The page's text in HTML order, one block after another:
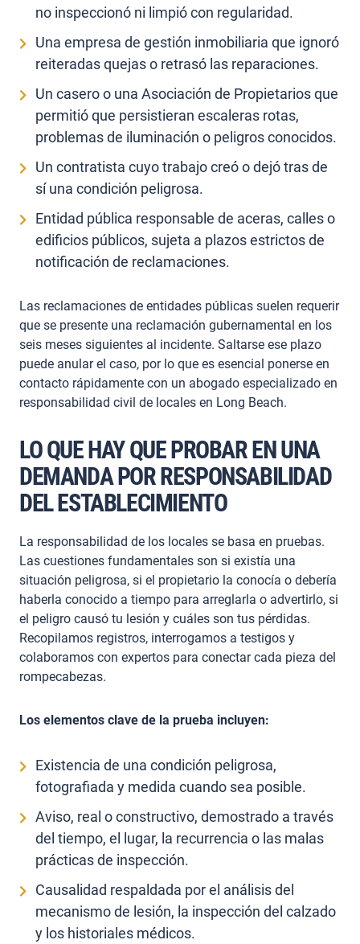
no inspeccionó ni limpió con regularidad.
Una empresa de gestión inmobiliaria que ignoró
reiteradas quejas o retrasó las reparaciones.
Un casero o una Asociación de Propietarios que
permitió que persistieran escaleras rotas,
problemas de iluminación o peligros conocidos.
Un contratista cuyo trabajo creó o dejó tras de
sí una condición peligrosa.
Entidad pública responsable de aceras, calles o
edificios públicos, sujeta a plazos estrictos de
notificación de reclamaciones.
Las reclamaciones de entidades públicas suelen requerir
que se presente una reclamación gubernamental en los
seis meses siguientes al incidente. Saltarse ese plazo
puede anular el caso, por lo que es esencial ponerse en
contacto rápidamente con un abogado especializado en
responsabilidad civil de locales en Long Beach.
LO QUE HAY QUE PROBAR EN UNA
DEMANDA POR RESPONSABILIDAD
DEL ESTABLECIMIENTO
La responsabilidad de los locales se basa en pruebas.
Las cuestiones fundamentales son si existía una
situación peligrosa, si el propietario la conocía o debería
haberla conocido a tiempo para arreglarla o advertirlo, si
el peligro causó tu lesión y cuáles son tus pérdidas.
Recopilamos registros, interrogamos a testigos y
colaboramos con expertos para conectar cada pieza del
rompecabezas.
Los elementos clave de la prueba incluyen:
Existencia de una condición peligrosa,
fotografiada y medida cuando sea posible.
Aviso, real o constructivo, demostrado a través
del tiempo, el lugar, la recurrencia o las malas
prácticas de inspección.
Causalidad respaldada por el análisis del
mecanismo de lesión, la inspección del calzado
y los historiales médicos.